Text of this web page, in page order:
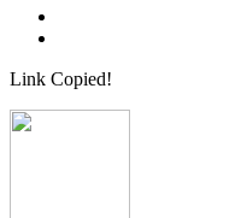
Link Copied!